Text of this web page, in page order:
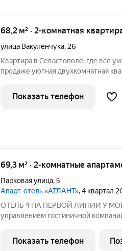
68,2 м² · 2-комнатная
улица Вакуленчука, 26
Квартира в Севастополе, где все
продаже уютная двухкомнатная
востребованных районов города.
самый баланс
Показать телефон
69,3 м² · 2-комнатные
Парковая улица,5
Апарт-отель «АТЛАНТ», 4 квартал
ОТЕЛЬ 4 НА ПЕРВОЙ ЛИНИИ У
управлением гостиничной
2027 Cosmos Stay Sevastopol Atlant Apartments
отель бизнес-класса,
Показать телефон